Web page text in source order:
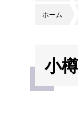
ホーム
小